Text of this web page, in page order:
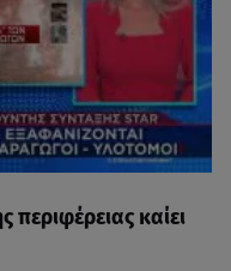
περιφέρειας καίει